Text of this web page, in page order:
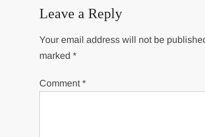
Leave a Reply
Your email address will not be
marked*
Comment*